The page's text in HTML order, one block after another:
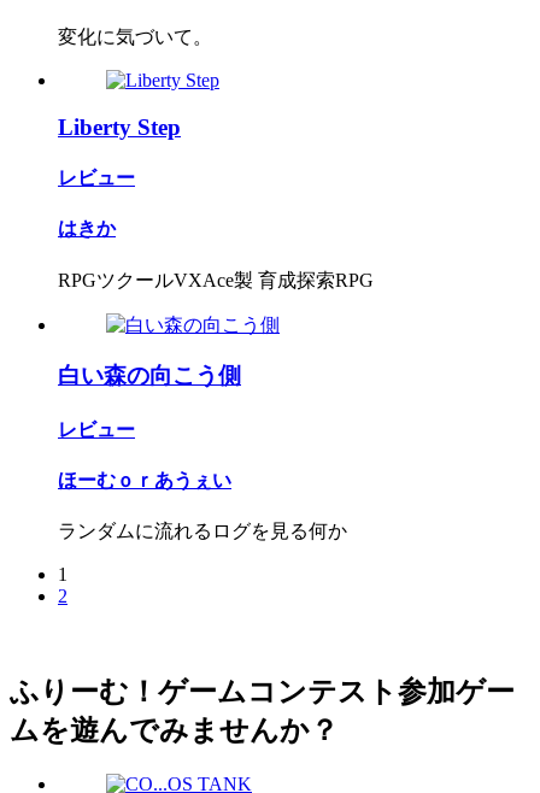
変化に気づいて。
Liberty Step
レビュー
はきか
RPGツクールVXAce製 育成探索RPG
白い森の向こう側
レビュー
ほーむｏｒあうぇい
ランダムに流れるログを見る何か
1
2
ふりーむ！ゲームコンテスト参加ゲー
ムを遊んでみませんか？